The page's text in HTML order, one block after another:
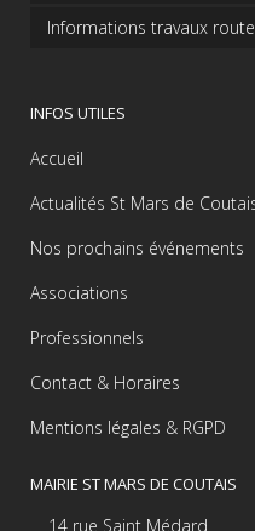
Informations travaux
INFOS UTILES
Accueil
Actualités St Mars de
Nos prochains événements
Associations
Professionnels
Contact & Horaires
Mentions légales & RGPD
MAIRIE ST MARS DE COUTAIS
14 rue Saint Médard